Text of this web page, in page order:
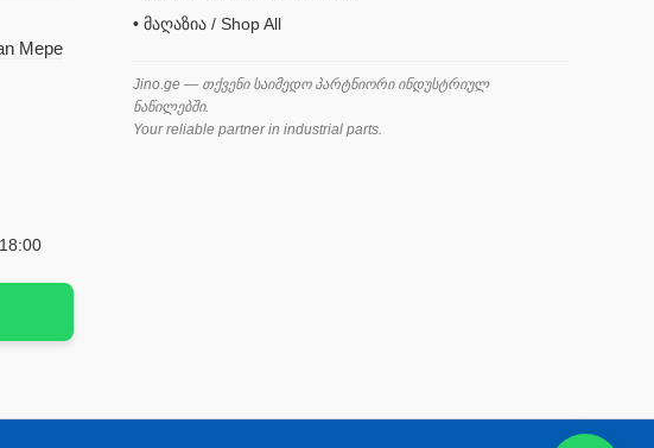
Mepe
• მაღაზია / Shop All
Jino.ge — თქვენი საიმედო პარტნიორი ინდუსტრიულ
ნაწილებში.
Your reliable partner in industrial parts.